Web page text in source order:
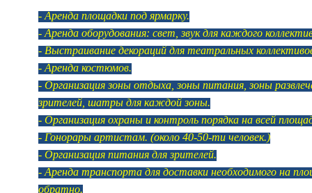
- Аренда площадки под ярмарку.
- Аренда оборудования: свет, звук для каждого
- Выстраивание декораций для театральных
- Аренда костюмов.
- Организация зоны отдыха, зоны питания, зоны
зрителей, шатры для каждой зоны.
- Организация охраны и контроль порядка на всей
- Гонорары артистам. (около 40-50-ти человек.)
- Организация питания для зрителей.
- Аренда транспорта для доставки необходимого на
обратно.